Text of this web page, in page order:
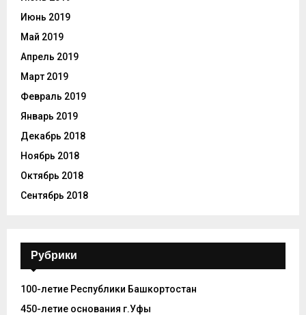
Июнь 2019
Май 2019
Апрель 2019
Март 2019
Февраль 2019
Январь 2019
Декабрь 2018
Ноябрь 2018
Октябрь 2018
Сентябрь 2018
Рубрики
100-летие Республики Башкортостан
450-летие основания г.Уфы